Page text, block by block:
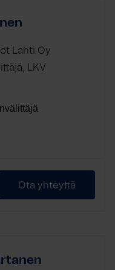
Lahti Oy
LKV
Ota yhteyttä